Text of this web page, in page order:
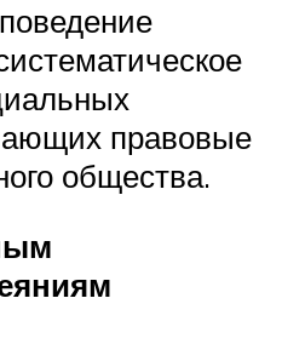
правовые
общества.